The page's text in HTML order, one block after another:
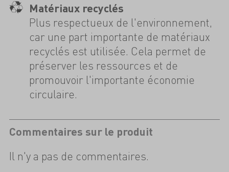
Matériaux recyclés
Plus respectueux de l'environnement,
car une part importante de matériaux
recyclés est utilisée. Cela permet de
préserver les ressources et de
promouvoir l'importante économie
circulaire.
Commentaires sur le produit
Il n'y a pas de commentaires.